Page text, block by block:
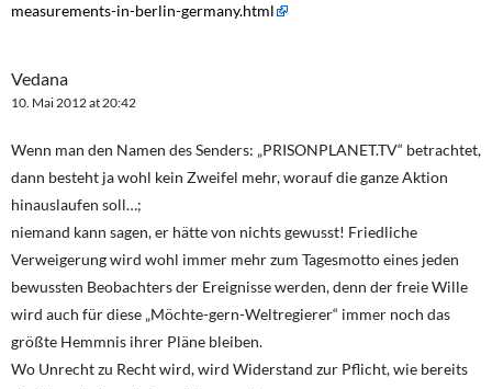
measurements-in-berlin-germany.html
Vedana
10. Mai 2012 at 20:42
Wenn man den Namen des Senders: „PRISONPLANET.TV“ betrachtet,
dann besteht ja wohl kein Zweifel mehr, worauf die ganze Aktion
hinauslaufen soll…;
niemand kann sagen, er hätte von nichts gewusst! Friedliche
Verweigerung wird wohl immer mehr zum Tagesmotto eines jeden
bewussten Beobachters der Ereignisse werden, denn der freie Wille
wird auch für diese „Möchte-gern-Weltregierer“ immer noch das
größte Hemmnis ihrer Pläne bleiben.
Wo Unrecht zu Recht wird, wird Widerstand zur Pflicht, wie bereits